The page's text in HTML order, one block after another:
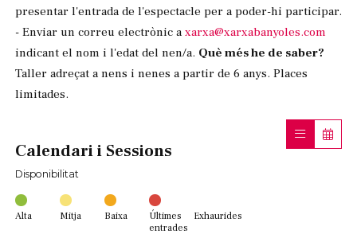
presentar l'entrada de l'espectacle per a poder-hi participar.
- Enviar un correu electrònic a xarxa@xarxabanyoles.com
indicant el nom i l'edat del nen/a. Què més he de saber?
Taller adreçat a nens i nenes a partir de 6 anys. Places
limitades.
Calendari i Sessions
Disponibilitat
Alta Mitja Baixa
Últimes
entrades
Exhaurides